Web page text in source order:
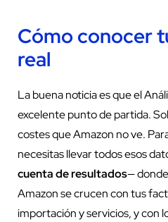
Cómo conocer
real
La buena noticia es que el
excelente punto de partida.
costes que Amazon no ve.
necesitas llevar todos esos
cuenta de resultados—
Amazon se crucen con tus
importación y servicios, y con